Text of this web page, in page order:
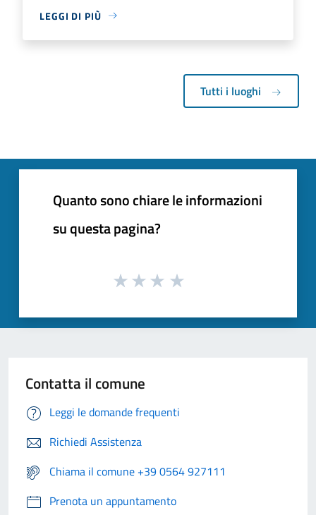
LEGGI DI PIÙ
Tutti i luoghi
Quanto sono chiare le informazioni
su questa pagina?
Contatta il comune
Leggi le domande frequenti
Richiedi Assistenza
Chiama il comune +39 0564 927111
Prenota un appuntamento